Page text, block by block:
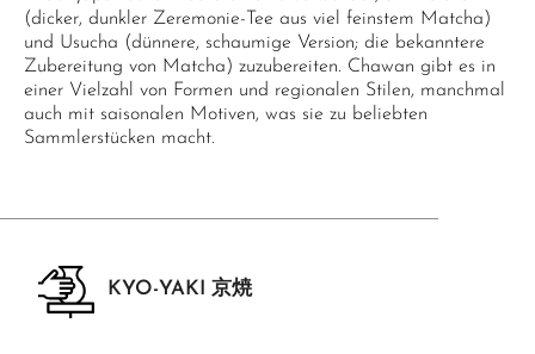
(dicker, dunkler Zeremonie-Tee aus viel feinstem Matcha)
und Usucha (dünnere, schaumige Version; die bekanntere
Zubereitung von Matcha) zuzubereiten. Chawan gibt es in
einer Vielzahl von Formen und regionalen Stilen, manchmal
auch mit saisonalen Motiven, was sie zu beliebten
Sammlerstücken macht.
KYO-YAKI 京焼